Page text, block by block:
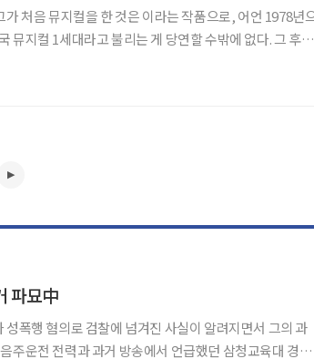
뮤지컬을 한 것은 이라는 작품으로, 어언 1978년으
뮤지컬 1세대라고 불리는 게 당연할 수밖에 없다. 그 후로
파묘中
폭행 혐의로 검찰에 넘겨진 사실이 알려지면서 그의 과
주운전 전력과 과거 방송에서 언급했던 삼청교육대 경험